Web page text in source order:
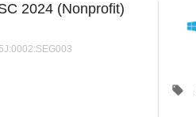
2024 (Nonprofit)
local_offer